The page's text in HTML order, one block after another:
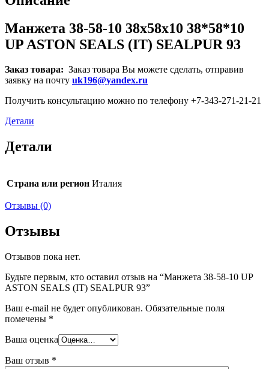
Манжета 38-58-10 38x58x10 38*58*10
UP ASTON SEALS (IT) SEALPUR 93
Заказ товара: Заказ товара Вы можете сделать, отправив
заявку на почту uk196@yandex.ru
Получить консультацию можно по телефону +7-343-271-21-21
Детали
Детали
Страна или регион Италия
Отзывы (0)
Отзывы
Отзывов пока нет.
Будьте первым, кто оставил отзыв на “Манжета 38-58-10 UP
ASTON SEALS (IT) SEALPUR 93”
Ваш e-mail не будет опубликован. Обязательные поля
помечены *
Ваша оценка
Ваш отзыв *